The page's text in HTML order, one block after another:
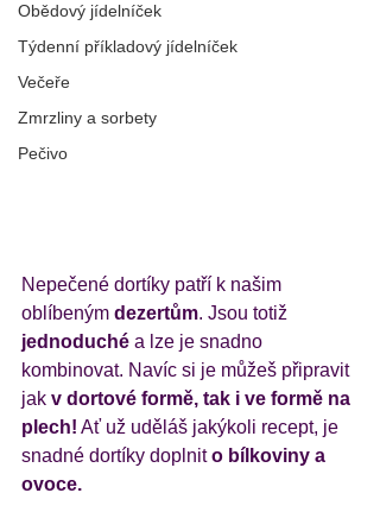
Obědový jídelníček
Týdenní příkladový jídelníček
Večeře
Zmrzliny a sorbety
Pečivo
Nepečené dortíky patří k našim
oblíbeným dezertům. Jsou totiž
jednoduché a lze je snadno
kombinovat. Navíc si je můžeš připravit
jak v dortové formě, tak i ve formě na
plech! Ať už uděláš jakýkoli recept, je
snadné dortíky doplnit o bílkoviny a
ovoce.